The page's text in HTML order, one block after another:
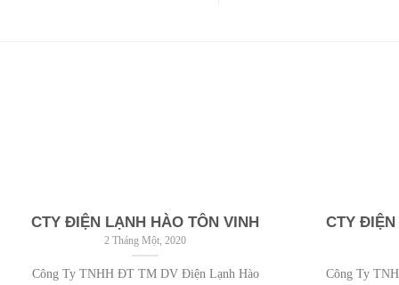
CTY ĐIỆN LẠNH HÀO TÔN VINH
2 Tháng Một, 2020
Công Ty TNHH ĐT TM DV Điện Lạnh Hào
CTY ĐIỆN
Công Ty